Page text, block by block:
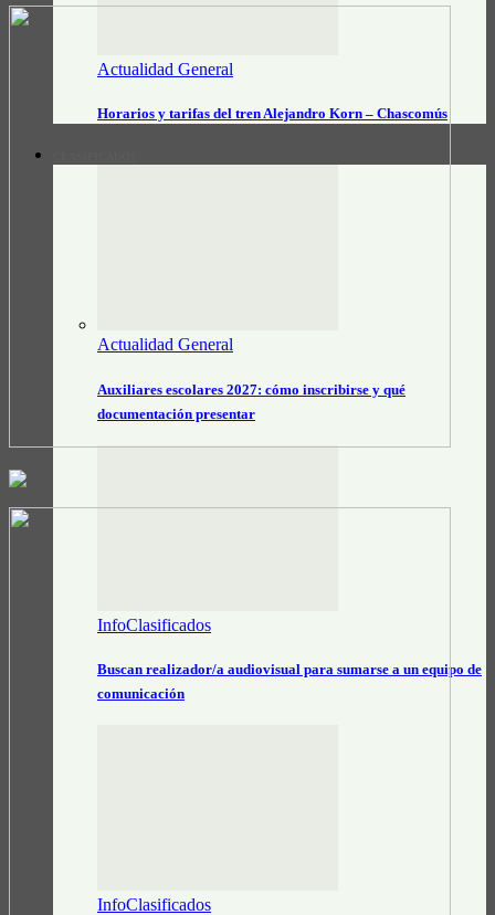
Actualidad General
Horarios y tarifas del tren Alejandro Korn – Chascomús
Actualidad General
Auxiliares escolares 2027: cómo inscribirse y qué
documentación presentar
InfoClasificados
Buscan realizador/a audiovisual para sumarse a un equipo de
comunicación
InfoClasificados